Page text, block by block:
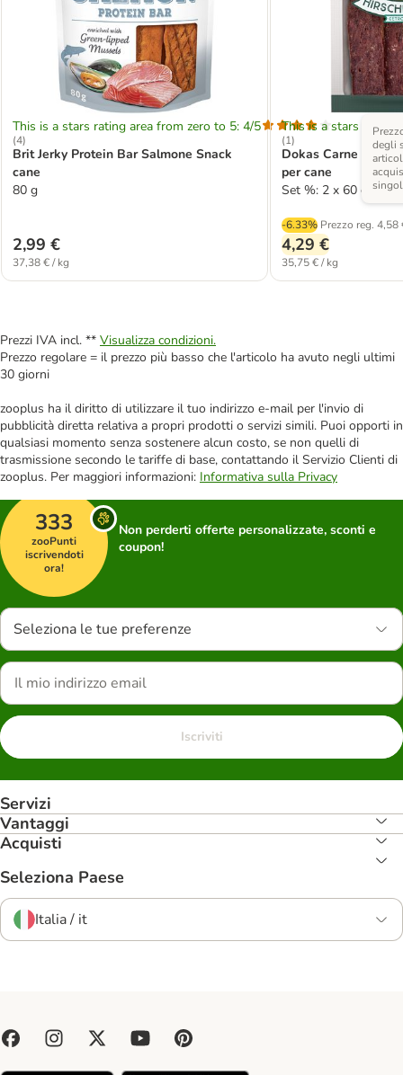
This is a stars rating area from zero to 5: 4/5
(4)
Brit Jerky Protein Bar Salmone Snack
cane
80 g
2,99 €
37,38 € / kg
This is a stars rating
(1)
Dokas Carne di
per cane
Set %: 2 x 60 g
-6.33% Prezzo reg. 4,58
degli
4,29 €
35,75 € / kg
Prezzi IVA incl. ** Visualizza condizioni.
Prezzo regolare = il prezzo più basso che l'articolo ha avuto negli ultimi
30 giorni
zooplus ha il diritto di utilizzare il tuo indirizzo e-mail per l'invio di
pubblicità diretta relativa a propri prodotti o servizi simili. Puoi opporti in
qualsiasi momento senza sostenere alcun costo, se non quelli di
trasmissione secondo le tariffe di base, contattando il Servizio Clienti di
zooplus. Per maggiori informazioni: Informativa sulla Privacy
333
zooPunti
iscrivendoti
ora!
Non perderti offerte personalizzate, sconti e
coupon!
Seleziona le tue preferenze
Iscriviti
Servizi
Vantaggi
Acquisti
Seleziona Paese
Italia / it